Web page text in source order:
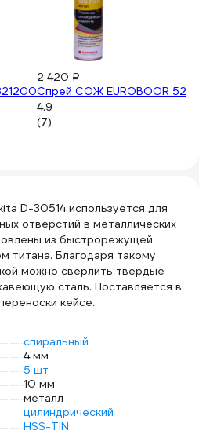
2 420 ₽
Спрей СОЖ EUROBOOR 520
4.9
(7)
D-30514 используется для
отверстий в металлических
из быстрорежущей
титана. Благодаря такому
можно сверлить твердые
сталь. Поставляется в
кейсе.
спиральный
4 мм
5 шт
10 мм
металл
цилиндрический
HSS-TIN